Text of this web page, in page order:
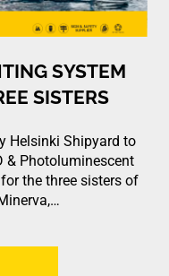
SYSTEM
SISTERS
Helsinki Shipyard to
& Photoluminescent
the three sisters of